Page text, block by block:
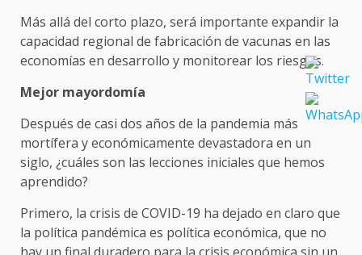
Más allá del corto plazo, será importante expandir la
capacidad regional de fabricación de vacunas en las
economías en desarrollo y monitorear los riesgos.
Mejor mayordomía
Después de casi dos años de la pandemia más
mortífera y económicamente devastadora en un
siglo, ¿cuáles son las lecciones iniciales que hemos
aprendido?
Primero, la crisis de COVID-19 ha dejado en claro que
la política pandémica es política económica, que no